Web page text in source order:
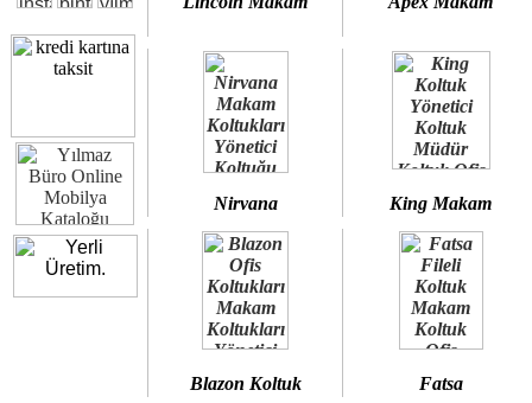
Nirvana King Makam
Blazon Koltuk Fatsa